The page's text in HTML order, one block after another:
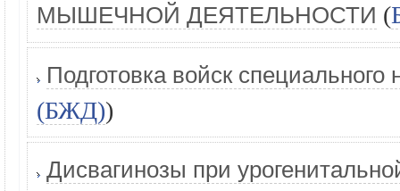
МЫШЕЧНОЙ ДЕЯТЕЛЬНОСТИ (
Подготовка войск
(БЖД))
Дисвагинозы при